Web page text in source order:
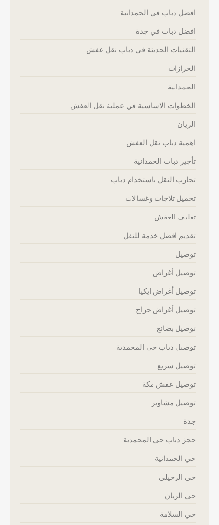
افضل دباب في الحمدانية
افضل دباب في جدة
التقنيات الحديثة في دباب نقل عفش
الحرازات
الحمدانية
الخطوات الاساسية في عملية نقل العفش
الريان
اهمية دباب نقل العفش
تأجير دباب الحمدانية
تجارب النقل باستخدام دباب
تحميل ثلاجات وغسالات
تغليف العفش
تقديم افضل خدمة للنقل
توصيل
توصيل أغراض
توصيل أغراض ايكيا
توصيل أغراض حراج
توصيل بضائع
توصيل دباب حي المحمدية
توصيل سريع
توصيل عفش مكة
توصيل مشاوير
جدة
حجز دباب حي المحمدية
حي الحمدانية
حي الرحيلي
حي الريان
حي السلامة